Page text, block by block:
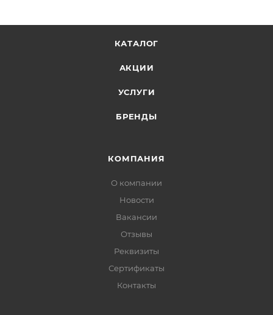
КАТАЛОГ
АКЦИИ
УСЛУГИ
БРЕНДЫ
КОМПАНИЯ
О компании
Новости
Вакансии
Отзывы
Реквизиты
Сертификаты
Контакты